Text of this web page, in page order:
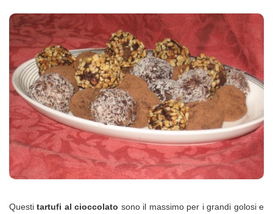
Questitartufi al cioccolato sono il massimo per i grandi golosi e